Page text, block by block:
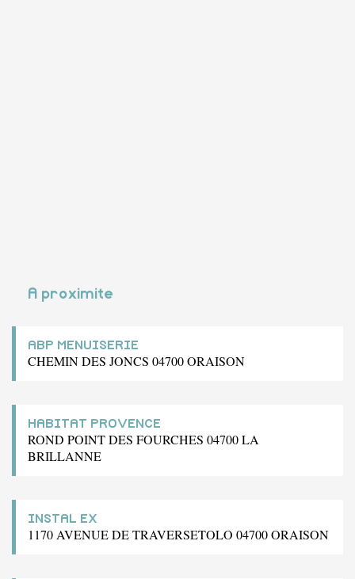
A proximite
ABP MENUISERIE
CHEMIN DES JONCS 04700 ORAISON
HABITAT PROVENCE
ROND POINT DES FOURCHES 04700 LA
BRILLANNE
INSTAL EX
1170 AVENUE DE TRAVERSETOLO 04700 ORAISON